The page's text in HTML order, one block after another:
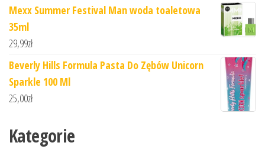
Mexx Summer Festival Man woda toaletowa
35ml
29,99zł
Beverly Hills Formula Pasta Do Zębów Unicorn
Sparkle 100 Ml
25,00zł
Kategorie